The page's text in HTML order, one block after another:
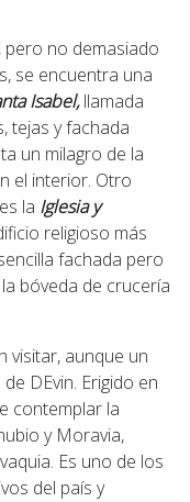
pero no demasiado
se encuentra una
Isabel,llamada
tejas y fachada
un milagro de la
el interior. Otro
la Iglesia y
religioso más
fachada pero
bóveda de crucería
visitar, aunque un
DEvin. Erigido en
contemplar la
y Moravia,
Es uno de los
del país y